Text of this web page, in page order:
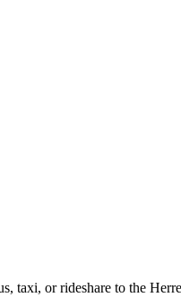
taxi, or rideshare to the